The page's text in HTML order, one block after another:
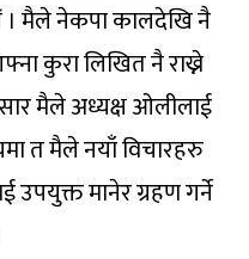
मैले नेकपा कालदेखि नै
कुरा लिखित नै राख्ने
मैले अध्यक्ष ओलीलाई
त मैले नयाँ विचारहरु
उपयुक्त मानेर ग्रहण गर्ने